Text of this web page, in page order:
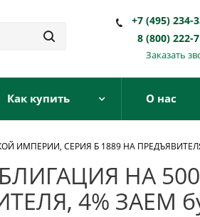
+7 (495) 234-
8 (800) 222-
Заказать
Как купить О нас
СЕРИЯ Б 1889 НА ПРЕДЪЯВИТЕЛЯ,
НА
4% ЗАЕМ